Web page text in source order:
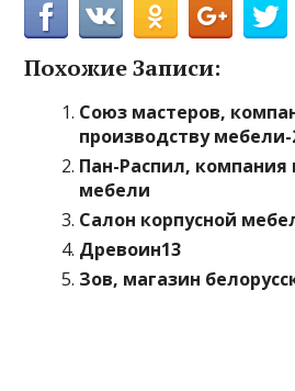
Похожие Записи:
Союз мастеров,
производству мебели-
Пан-Распил, компания
мебели
Салон корпусной
Древоин13
Зов, магазин